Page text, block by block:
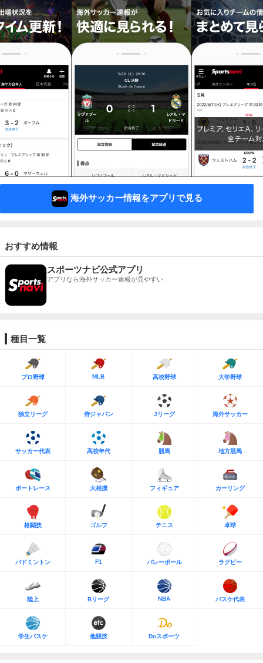
海外サッカー情報をアプリで見る
おすすめ情報
スポーツナビ公式アプリ
アプリなら海外サッカー速報が見やすい
種目一覧
プロ野球 MLB 高校野球 大学野球
独立リーグ 侍ジャパン Jリーグ 海外サッカー
サッカー代表 高校年代 競馬 地方競馬
ボートレース 大相撲 フィギュア カーリング
格闘技 ゴルフ テニス 卓球
バドミントン F1 バレーボール ラグビー
陸上 Bリーグ NBA バスケ代表
学生バスケ 他競技 Doスポーツ